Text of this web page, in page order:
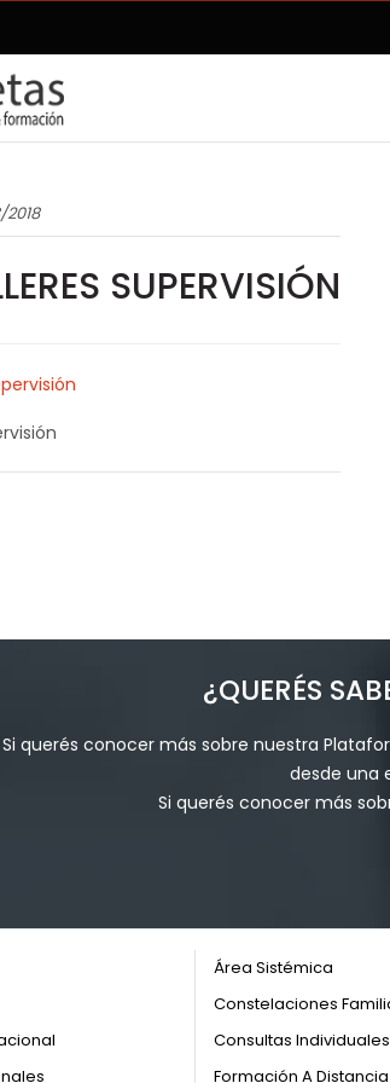
SUPERVISIÓN
¿QUERÉS
Si querés conocer más sobre nuestra
desde una
Si querés conocer más
Área Sistémica
Constelaciones
Consultas Individuales
Formación A Distancia